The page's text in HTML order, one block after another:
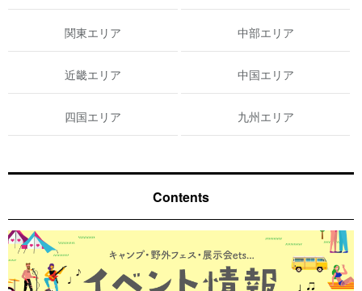
関東エリア 中部エリア
近畿エリア 中国エリア
四国エリア 九州エリア
Contents